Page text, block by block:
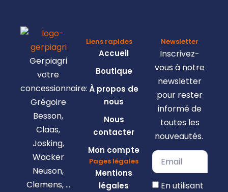
Gerpiagri
votre
concessionnaire:
Grégoire
Besson,
Claas,
Josking,
Wacker
Neuson,
Clemens, …
Liens rapides
Accueil
Boutique
À propos de
nous
Nous
contacter
Mon compte
Pages légales
Mentions
légales
Newsletter
Inscrivez-
vous à notre
newsletter
pour rester
informé de
toutes les
nouveautés.
En utilisant